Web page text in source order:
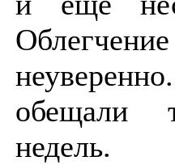
обещали
недель.